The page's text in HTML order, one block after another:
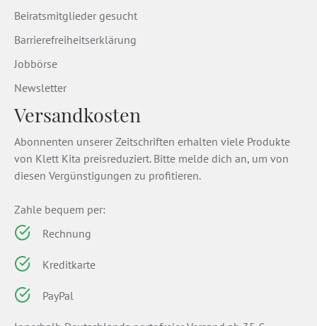
Beiratsmitglieder gesucht
Barrierefreiheitserklärung
Jobbörse
Newsletter
Versandkosten
Abonnenten unserer Zeitschriften erhalten viele Produkte
von Klett Kita preisreduziert. Bitte melde dich an, um von
diesen Vergünstigungen zu profitieren.
Zahle bequem per:
Rechnung
Kreditkarte
PayPal